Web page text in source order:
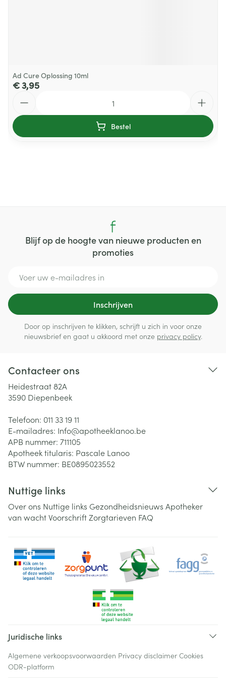
Ad Cure Oplossing 10ml
€ 3,95
Bestel
Blijf op de hoogte van nieuwe producten en
promoties
Inschrijven
Door op inschrijven te klikken, schrijft u zich in voor onze
nieuwsbrief en gaat u akkoord met onze privacy policy.
Contacteer ons
Heidestraat 82A
3590 Diepenbeek
Telefoon: 011 33 19 11
E-mailadres: Info@apotheeklanoo.be
APB nummer: 711105
Apotheek titularis: Pascale Lanoo
BTW nummer: BE0895023552
Nuttige links
Over ons Nuttige links Gezondheidsnieuws Apotheker
van wachtVoorschriftZorgtarieven FAQ
Juridische links
Algemene verkoopsvoorwaarden Privacy disclaimer Cookies
ODR-platform